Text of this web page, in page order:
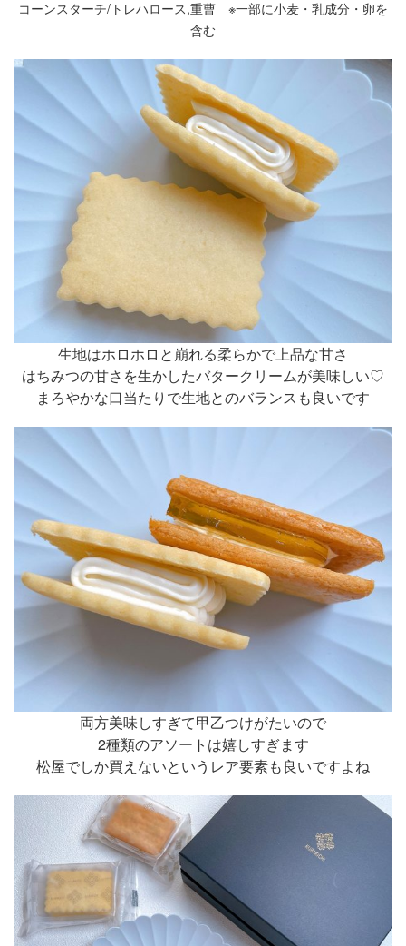
コーンスターチ/トレハロース,重曹 ※一部に小麦・乳成分・卵を
含む
生地はホロホロと崩れる柔らかで上品な甘さ
はちみつの甘さを生かしたバタークリームが美味しい♡
まろやかな口当たりで生地とのバランスも良いです
両方美味しすぎて甲乙つけがたいので
2種類のアソートは嬉しすぎます
松屋でしか買えないというレア要素も良いですよね